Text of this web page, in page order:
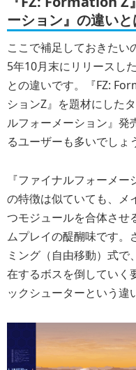
ーション』の違いと
ここで補足しておきた
5年10月末にリリースし
との違いです。『FZ:
ションZ』を題材にした
ルフォーメーション』発
るユーザーも多いでしょ
『ファイナルフォーメ
の特徴は似ていても、メ
つモジュールを合体させ
ムプレイの醍醐味です。
ミング（自由移動）式
在するボスを倒していく
ックシューターという違